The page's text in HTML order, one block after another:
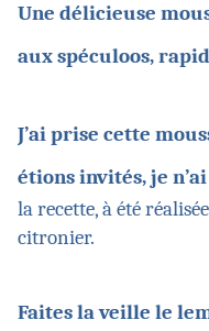
Une délicieuse
aux spéculoos,
J’ai prise cette
étions invités, je
la recette, à été
citronier.
Faites la veille le